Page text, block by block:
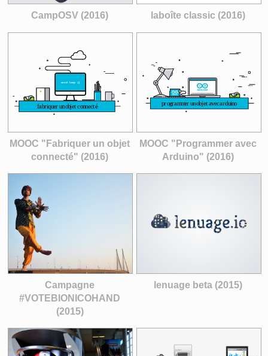
CampOSV (2016) laboîte classic (2016)
MOOC "Fabriquer un objet
connecté" (2016)
MOOC "Programmer avec
Arduino" (2016)
Campagne
#VOTEBIONICOHAND
(2015)
lenuage beta (2015)